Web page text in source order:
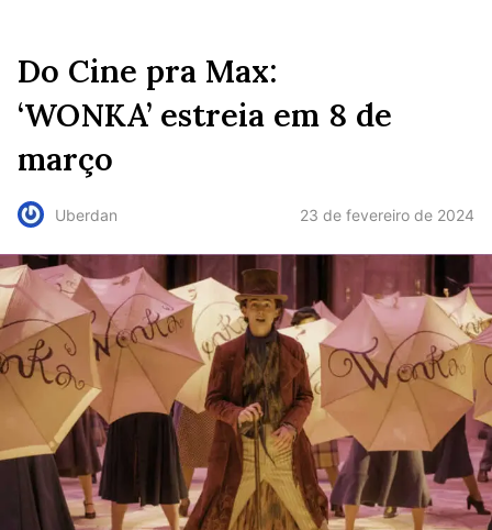
Do Cine pra Max:
‘WONKA’ estreia em 8 de
março
Uberdan 23 de fevereiro de 2024